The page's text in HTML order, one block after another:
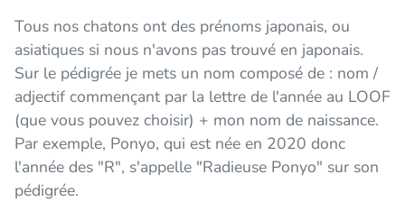
Tous nos chatons ont des prénoms japonais, ou
asiatiques si nous n'avons pas trouvé en japonais.
Sur le pédigrée je mets un nom composé de : nom /
adjectif commençant par la lettre de l'année au LOOF
(que vous pouvez choisir) + mon nom de naissance.
Par exemple, Ponyo, qui est née en 2020 donc
l'année des "R", s'appelle "Radieuse Ponyo" sur son
pédigrée.